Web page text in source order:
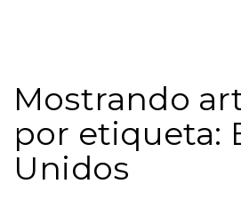
Mostrando
por etiqueta:
Unidos